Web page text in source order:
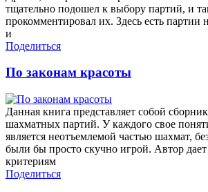
тщательно подошел к выбору партий, и
прокомментировал их. Здесь есть партии
и
Поделиться
По законам красоты
Данная книга представляет собой
шахматных партий. У каждого свое
является неотъемлемой частью шахмат,
были бы просто скучно игрой. Автор
критериям
Поделиться